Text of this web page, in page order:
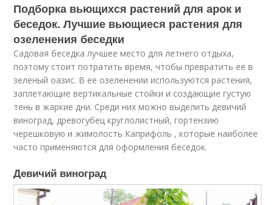
Подборка вьющихся растений для арок и
беседок. Лучшие вьющиеся растения для
озеленения беседки
Садовая беседка лучшее место для летнего отдыха,
поэтому стоит потратить время, чтобы превратить ее в
зеленый оазис. В ее озеленении используются растения,
заплетающие вертикальные стойки и создающие густую
тень в жаркие дни. Среди них можно выделить девичий
виноград, древогубец круглолистный, гортензию
черешковую и жимолость Каприфоль , которые наиболее
часто применяются для оформления беседок.
Девичий виноград